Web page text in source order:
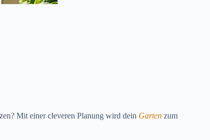
Mit einer cleveren Planung wird dein Garten zum